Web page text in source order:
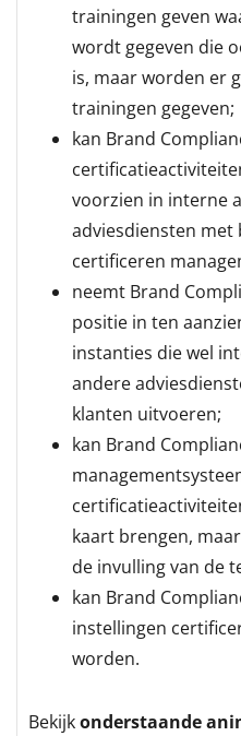
trainingen geven
wordt gegeven die
is, maar worden er
trainingen gegeven;
kan Brand
voorzien in interne
adviesdiensten
certificeren
neemt Brand
positie in ten
instanties die wel
andere
klanten uitvoeren;
kan Brand
kaart brengen,
de invulling van de
kan Brand
instellingen
worden.
Bekijkonderstaande